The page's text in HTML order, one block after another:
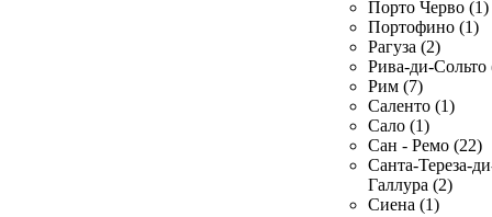
Порто Черво (1)
Портофино (1)
Рагуза (2)
Рива-ди-Сольто
Рим (7)
Саленто (1)
Сало (1)
Сан - Ремо (22)
Санта-Тереза-
Галлура (2)
Сиена (1)